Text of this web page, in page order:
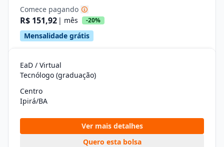
Comece pagando
R$ 151,92 | mês -20%
Mensalidade grátis
EaD / Virtual
Tecnólogo (graduação)
Centro
Ipirá/BA
Ver mais detalhes
Quero esta bolsa